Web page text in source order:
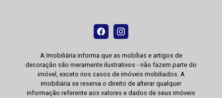
A Imobiliária informa que as mobílias e artigos de
decoração são meramente ilustrativos - não fazem parte do
imóvel, exceto nos casos de imóveis mobiliados. A
imobiliária se reserva o direito de alterar qualquer
informação referente aos valores e dados de seus imóveis